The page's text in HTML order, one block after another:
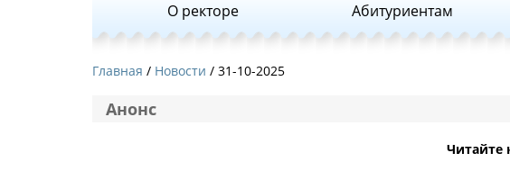
О ректоре Абитуриентам
Главная Новости / 31-10-2025
Анонс
Читайте